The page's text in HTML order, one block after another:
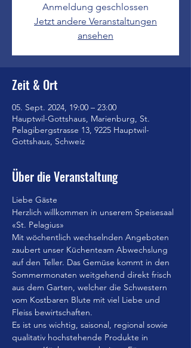
Anmeldung geschlossen
Jetzt andere Veranstaltungen
ansehen
Zeit & Ort
05. Sept. 2024, 19:00 – 23:00
Hauptwil-Gottshaus, Marienburg, St.
Pelagibergstrasse 13, 9225 Hauptwil-
Gottshaus, Schweiz
Über die Veranstaltung
Liebe Gäste
Herzlich willkommen in unserem Speisesaal
«St. Pelagius»
Mit wöchentlich wechselnden Angeboten
zaubert unser Küchenteam Abwechslung
auf den Teller. Das Gemüse kommt in den
Sommermonaten weitgehend direkt frisch
aus dem Garten, welcher die Schwestern
vom Kostbaren Blute mit viel Liebe und
Fleiss bewirtschaften.
Es ist uns wichtig, saisonal, regional sowie
qualitativ hochstehende Produkte in